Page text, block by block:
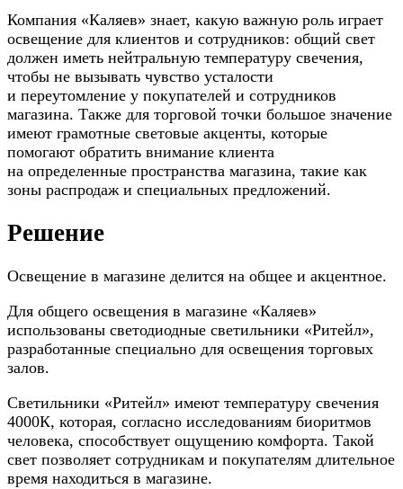
Компания «Каляев» знает, какую важную роль играет
освещение для клиентов и сотрудников: общий свет
должен иметь нейтральную температуру свечения,
чтобы не вызывать чувство усталости
и переутомление у покупателей и сотрудников
магазина. Также для торговой точки большое значение
имеют грамотные световые акценты, которые
помогают обратить внимание клиента
на определенные пространства магазина, такие как
зоны распродаж и специальных предложений.
Решение
Освещение в магазине делится на общее и акцентное.
Для общего освещения в магазине «Каляев»
использованы светодиодные светильники «Ритейл»,
разработанные специально для освещения торговых
залов.
Светильники «Ритейл» имеют температуру свечения
4000К, которая, согласно исследованиям биоритмов
человека, способствует ощущению комфорта. Такой
свет позволяет сотрудникам и покупателям длительное
время находиться в магазине.